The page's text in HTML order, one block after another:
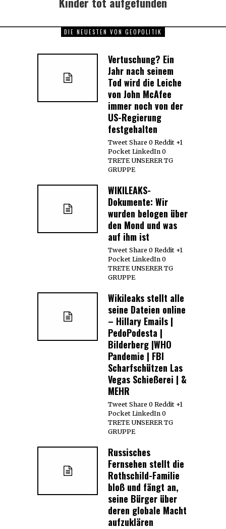
DIE NEUESTEN VON GEOPOLITIK
Vertuschung? Ein
Jahr nach seinem
Tod wird die Leiche
von John McAfee
immer noch von der
US-Regierung
festgehalten
Tweet Share 0 Reddit +1
Pocket LinkedIn 0
TRETE UNSERER TG
GRUPPE
WIKILEAKS-
Dokumente: Wir
wurden belogen über
den Mond und was
auf ihm ist
Tweet Share 0 Reddit +1
Pocket LinkedIn 0
TRETE UNSERER TG
GRUPPE
Wikileaks stellt alle
seine Dateien online
– Hillary Emails |
PedoPodesta |
Bilderberg |WHO
Pandemie | FBI
Scharfschützen Las
Vegas Schießerei | &
MEHR
Tweet Share 0 Reddit +1
Pocket LinkedIn 0
TRETE UNSERER TG
GRUPPE
Russisches
Fernsehen stellt die
Rothschild-Familie
bloß und fängt an,
seine Bürger über
deren globale Macht
aufzuklären